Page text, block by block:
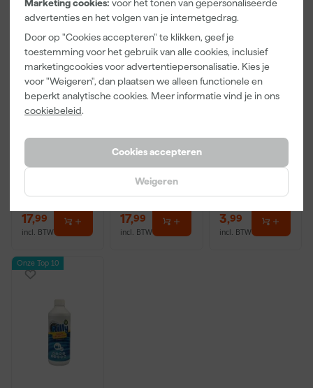
Marketing cookies: voor het tonen van gepersonaliseerde
advertenties en het volgen van je internetgedrag.
Door op "Cookies accepteren" te klikken, geef je
toestemming voor het gebruik van alle cookies, inclusief
marketingcookies voor advertentiepersonalisatie. Kies je
voor "Weigeren", dan plaatsen we alleen functionele en
beperkt analytische cookies. Meer informatie vind je in ons
cookiebeleid.
Cookies accepteren
Weigeren
Wolf Apex BT
Color kit voor
Lightning
Maandag
17,99
incl. BTW
Wolf Apex BT
Viz Green
Maandag
17,99
incl. BTW
Paintura
50mx24mm
3,99
incl. BTW
Onze Top 10